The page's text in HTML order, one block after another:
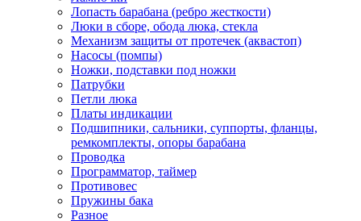
Лопасть барабана (ребро жесткости)
Люки в сборе, обода люка, стекла
Механизм защиты от протечек (аквастоп)
Насосы (помпы)
Ножки, подставки под ножки
Патрубки
Петли люка
Платы индикации
Подшипники, сальники, суппорты, фланцы,
ремкомплекты, опоры барабана
Проводка
Программатор, таймер
Противовес
Пружины бака
Разное